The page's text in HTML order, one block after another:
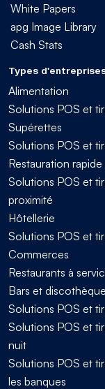
White Papers
apg Image Library
Cash Stats
Types
Alimentation
Solutions POS et
Supérettes
Solutions POS et
Restauration rapide
Solutions POS et
proximité
Hôtellerie
Solutions POS et
Commerces
Restaurants à
Bars et
Solutions POS et
Solutions POS et
nuit
Solutions POS et
les banques